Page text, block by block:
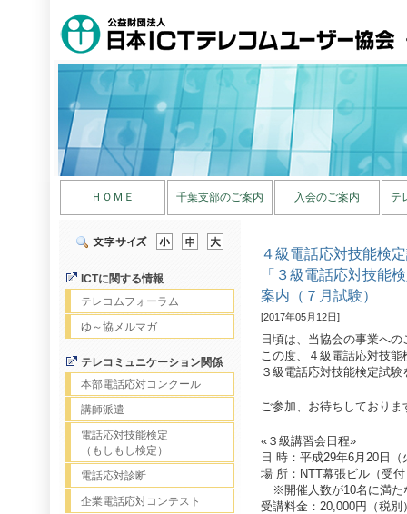
ＨＯＭＥ 千葉支部のご案内 入会のご案内 テ
ICTに関する情報
テレコムフォーラム
ゆ～協メルマガ
テレコミュニケーション関係
本部電話応対コンクール
講師派遣
電話応対技能検定
（もしもし検定）
電話応対診断
企業電話応対コンテスト
４級電話応対技能検
「３級電話応対技能
案内（７月試験）
[2017年05月12日]
日頃は、当協会の事業へ
この度、４級電話応対技
３級電話応対技能検定試
ご参加、お待ちしておりま
«３級講習会日程»
日 時：平成29年6月20日
場 所：NTT幕張ビル（受
※開催人数が10名に満た
受講料金：20,000円（税別